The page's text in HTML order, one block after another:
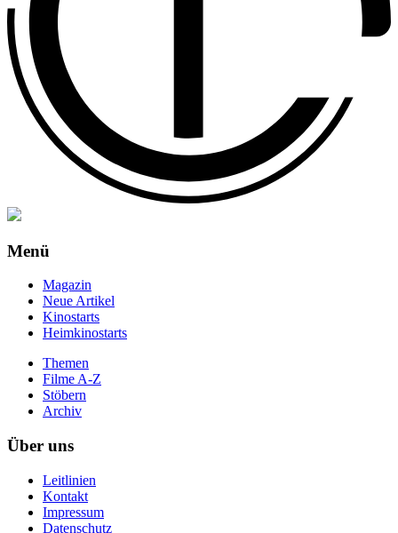
Menü
Magazin
Neue Artikel
Kinostarts
Heimkinostarts
Themen
Filme A-Z
Stöbern
Archiv
Über uns
Leitlinien
Kontakt
Impressum
Datenschutz